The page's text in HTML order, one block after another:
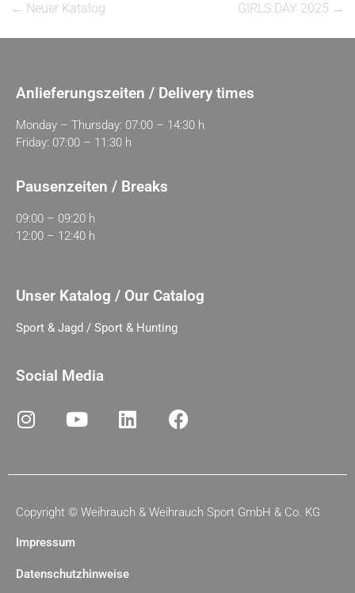
← Neuer Katalog GIRLS DAY 2025 →
Anlieferungszeiten / Delivery times
Monday – Thursday: 07:00 – 14:30 h
Friday: 07:00 – 11:30 h
Pausenzeiten / Breaks
09:00 – 09:20 h
12:00 – 12:40 h
Unser Katalog / Our Catalog
Sport & Jagd / Sport & Hunting
Social Media
Copyright © Weihrauch & Weihrauch Sport GmbH & Co. KG
Impressum
Datenschutzhinweise